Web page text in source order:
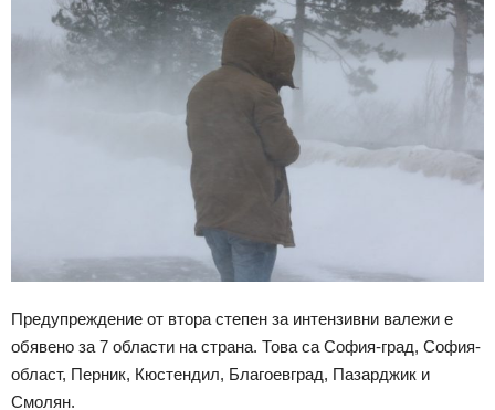
Предупреждение от втора степен за интензивни валежи е
обявено за 7 области на страна. Това са София-град, София-
област, Перник, Кюстендил, Благоевград, Пазарджик и
Смолян.